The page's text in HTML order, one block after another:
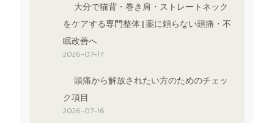
大分で猫背・巻き肩・ストレートネック
をケアする専門整体 | 薬に頼らない頭痛・不
眠改善へ
2026-07-17
頭痛から解放されたい方のためのチェッ
ク項目
2026-07-16